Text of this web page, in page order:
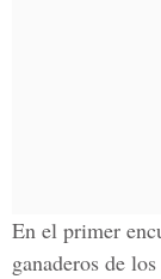
En el primer
ganaderos de